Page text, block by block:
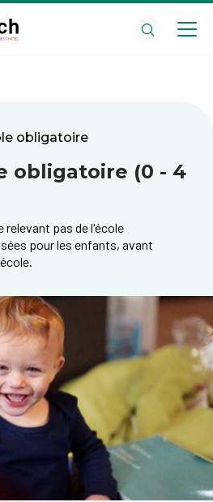
obligatoire
obligatoire (0 - 4
relevant pas de l'école
pour les enfants, avant